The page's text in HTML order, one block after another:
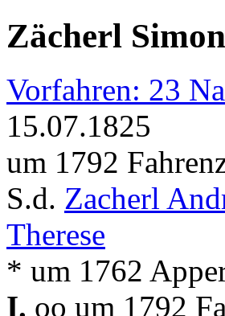
Zächerl Simon
Vorfahren: 23
15.07.1825
um 1792
S.d. Zacherl
Therese
* um 1762
I. oo um 1792